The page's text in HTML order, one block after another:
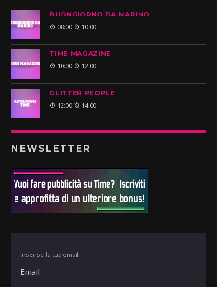
BUONGIORNO DA MARINO
08:00 10:00
TIME MAGAZINE
10:00 12:00
GLITTER PEOPLE
12:00 14:00
NEWSLETTER
Inserisci la tua email: